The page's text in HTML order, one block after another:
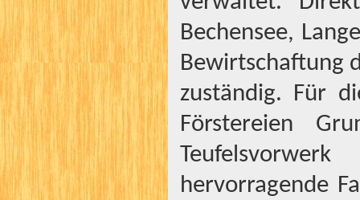
Bechensee,
Bewirtschaftung
zuständig. Für
Förstereien
hervorragende